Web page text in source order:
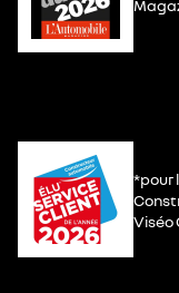
*pour
Viséo